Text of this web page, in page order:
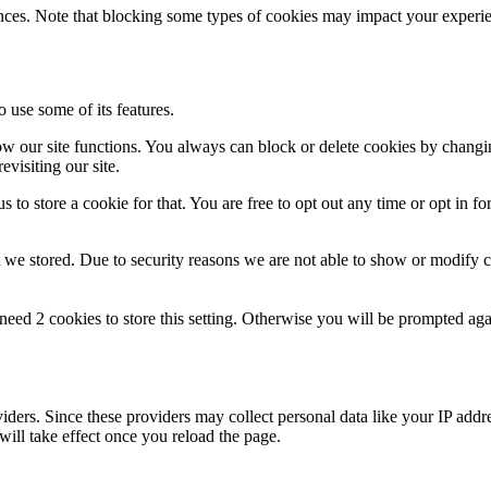
Note that blocking some types of cookies may impact your
some of its features.
our site functions. You always can block or delete cookies by
our site.
store a cookie for that. You are free to opt out any time or opt in
stored. Due to security reasons we are not able to show or modify
2 cookies to store this setting. Otherwise you will be prompted
Since these providers may collect personal data like your IP
take effect once you reload the page.